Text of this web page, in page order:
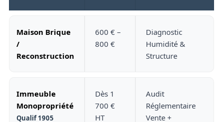
Maison Brique
/
Reconstruction
600 € –
800 €
Diagnostic
Humidité &
Structure
Immeuble
Monopropriété
Qualif 1905
Dès 1
700 €
HT
Audit
Réglementaire
Vente +